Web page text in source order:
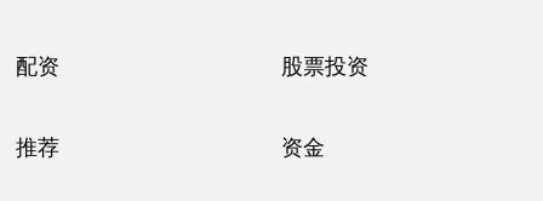
配资 股票投资
推荐 资金